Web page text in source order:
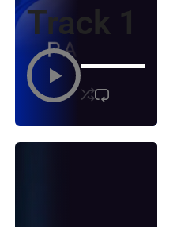
Track 1